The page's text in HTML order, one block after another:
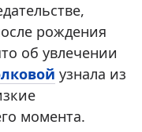
рождения
об увлечении
узнала из
момента.